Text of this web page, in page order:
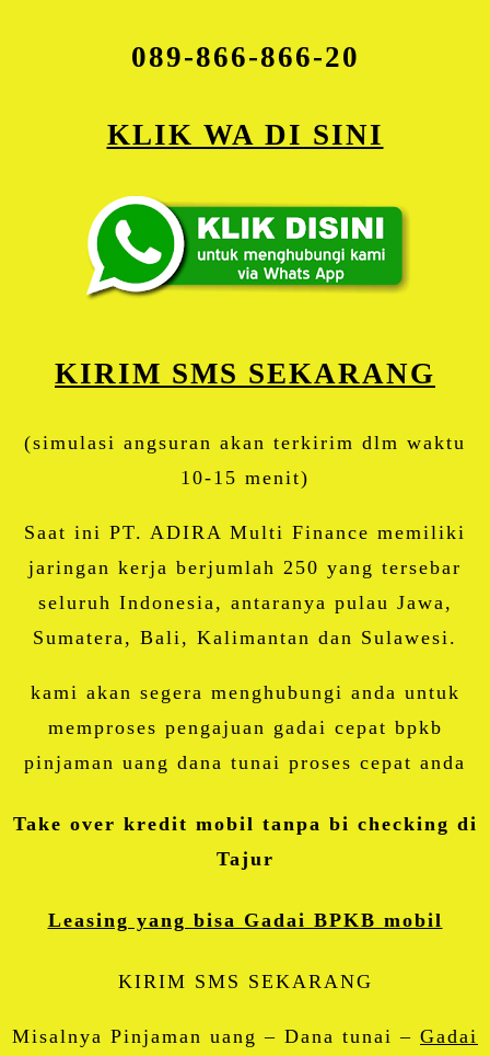
089-866-866-20
KLIK WA DI SINI
KIRIM SMS SEKARANG
(simulasi angsuran akan terkirim dlm waktu
10-15 menit)
Saat ini PT. ADIRA Multi Finance memiliki
jaringan kerja berjumlah 250 yang tersebar
seluruh Indonesia, antaranya pulau Jawa,
Sumatera, Bali, Kalimantan dan Sulawesi.
kami akan segera menghubungi anda untuk
memproses pengajuan gadai cepat bpkb
pinjaman uang dana tunai proses cepat anda
Take over kredit mobil tanpa bi checking di
Tajur
Leasing yang bisa Gadai BPKB mobil
KIRIM SMS SEKARANG
Misalnya Pinjaman uang – Dana tunai – Gadai